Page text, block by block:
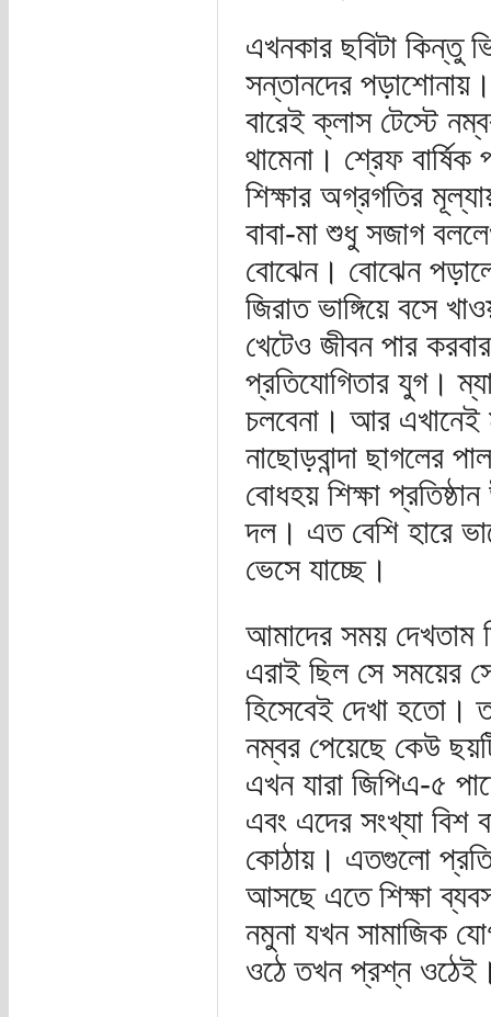
এখনকার ছবিটা কিন্তু
সন্তানদের
বারেই ক্লাস টেস্টে
থামেনা। শ্রেফ
শিক্ষার অগ্রগতির
বাবা-মা শুধু সজাগ
বোঝেন। বোঝেন
জিরাত ভাঙ্গিয়ে বসে
খেটেও জীবন পার
প্রতিযোগিতার যুগ।
চলবেনা। আর এখানেই
নাছোড়বান্দা ছাগলের
বোধহয় শিক্ষা
দল। এত বেশি হারে
ভেসে যাচ্ছে।
আমাদের সময় দেখতাম
এরাই ছিল সে সময়ের
হিসেবেই দেখা হতো।
নম্বর পেয়েছে কেউ
এখন যারা জিপিএ-৫
এবং এদের সংখ্যা বিশ
কোঠায়। এতগুলো
আসছে এতে শিক্ষা
নমুনা যখন সামাজিক
ওঠে তখন প্রশ্ন